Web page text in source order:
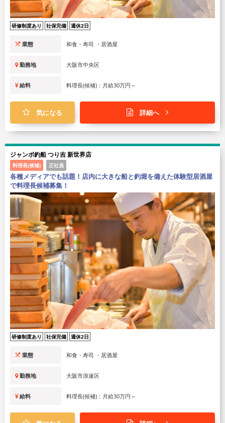
研修制度あり 社保完備 週休2日
業態 和食・寿司 ・居酒屋
勤務地 大阪市中央区
給料 料理長(候補)：月給30万円～
気になる 詳細へ
ジャンボ釣船 つり吉 新世界店
料理長(候補) 正社員
各種メディアでも話題！店内に大きな船と釣堀を備えた体験型居酒屋
で料理長候補募集！
研修制度あり 社保完備 週休2日
業態 和食・寿司 ・居酒屋
勤務地 大阪市浪速区
給料 料理長(候補)：月給30万円～